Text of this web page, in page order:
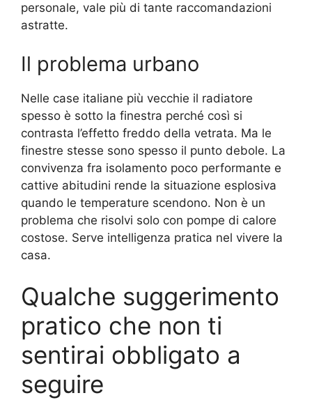
personale, vale più di tante raccomandazioni
astratte.
Il problema urbano
Nelle case italiane più vecchie il radiatore
spesso è sotto la finestra perché così si
contrasta l’effetto freddo della vetrata. Ma le
finestre stesse sono spesso il punto debole. La
convivenza fra isolamento poco performante e
cattive abitudini rende la situazione esplosiva
quando le temperature scendono. Non è un
problema che risolvi solo con pompe di calore
costose. Serve intelligenza pratica nel vivere la
casa.
Qualche suggerimento
pratico che non ti
sentirai obbligato a
seguire